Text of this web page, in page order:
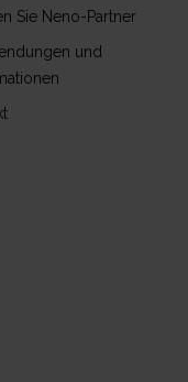
Sie Neno-Partner
und